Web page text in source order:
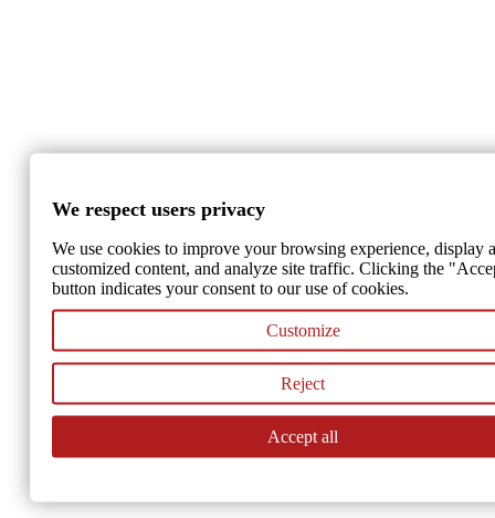
We respect users privacy
We use cookies to improve your browsing experience, display
customized content, and analyze site traffic. Clicking the
button indicates your consent to our use of cookies.
Customize
Reject
Accept all